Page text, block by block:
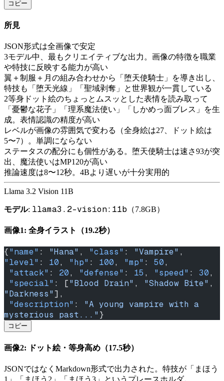
コピー
所見
JSON形式は全画像で安定
3モデル中、最もクリエイティブな出力。画像の特徴を職業
や特技に反映する能力が高い
翼＋制服＋月の組み合わせから「堕天使騎士」を導き出し、
特技も「堕天光線」「聖域剥奪」と世界観が一貫している
2等身ドット絵のちょっとムスッとした表情を読み取って
「憂鬱な花子」「理系魔法使い」「しかめっ面ブレス」を生
成。表情認識の精度が高い
レベルが画像の雰囲気で変わる（全身絵は27、ドット絵は
5〜7）。単調にならない
ステータスの配分にも個性がある。堕天使騎士は速さ93が突
出、魔法使いはMP120が高い
推論速度は8〜12秒。4Bより遅いが十分実用的
Llama 3.2 Vision 11B
モデル: llama3.2-vision:11b （7.8GB）
画像1: 全身イラスト（19.2秒）
{"name" : "Hana" , "class" : "Vampire"
"level" : 10, "hp" : 100, "mp" : 50,
"attack" : 20, "defense" : 15 , "speed" : 30,
"special" : ["Blood Drain" , "Shadow Bite"
"Darkness"],
"description" : "A young vampire with a
mysterious past..." }
コピー
画像2: ドット絵・等身高め（17.5秒）
JSONではなくMarkdown形式で出力された。特技が「まほう
1」「まほう2」「まほう3」というプレースホルダ。